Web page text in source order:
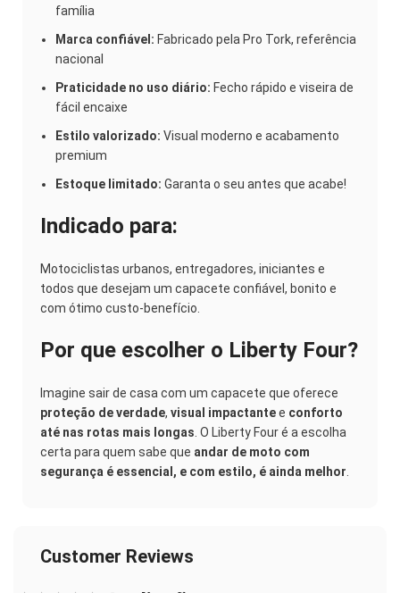
família
Marca confiável: Fabricado pela Pro Tork, referência
nacional
Praticidade no uso diário: Fecho rápido e viseira de
fácil encaixe
Estilo valorizado: Visual moderno e acabamento
premium
Estoque limitado: Garanta o seu antes que acabe!
Indicado para:
Motociclistas urbanos, entregadores, iniciantes e
todos que desejam um capacete confiável, bonito e
com ótimo custo-benefício.
Por que escolher o Liberty Four?
Imagine sair de casa com um capacete que oferece
proteção de verdade, visual impactantee conforto
até nas rotas mais longas . O Liberty Four é a escolha
certa para quem sabe que andar de moto com
segurança é essencial, e com estilo, é ainda melhor
Customer Reviews